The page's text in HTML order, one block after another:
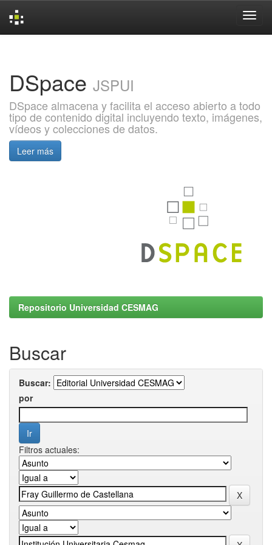
DSpace JSPUI
DSpace almacena y facilita el acceso abierto a todo
tipo de contenido digital incluyendo texto, imágenes,
vídeos y colecciones de datos.
Leer más
Repositorio Universidad CESMAG
Buscar
Buscar:
por
Filtros actuales: